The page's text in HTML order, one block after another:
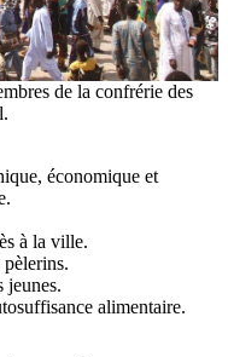
de la confrérie des
économique et
à la ville.
jeunes.
alimentaire.